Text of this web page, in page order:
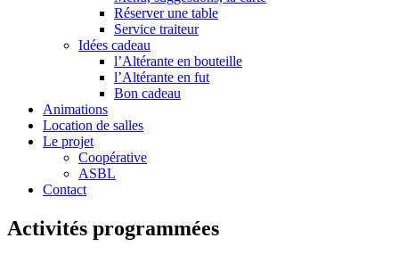
Réserver une table
Service traiteur
Idées cadeau
l’Altérante en bouteille
l’Altérante en fut
Bon cadeau
Animations
Location de salles
Le projet
Coopérative
ASBL
Contact
Activités programmées